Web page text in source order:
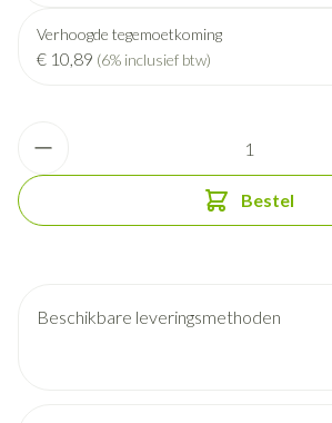
Verhoogde tegemoetkoming
€ 10,89 (6% inclusief btw)
Bestel
Beschikbare leveringsmethoden